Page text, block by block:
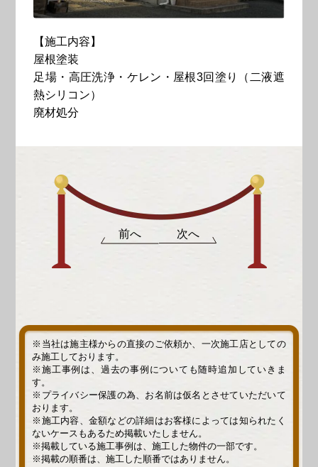
【施工内容】
屋根塗装
足場・高圧洗浄・ケレン・屋根3回塗り（二液遮
熱シリコン）
廃材処分
前へ 次へ
※当社は施主様からの直接のご依頼か、一次施工店としての
み施工しております。
※施工事例は、過去の事例についても随時追加していきま
す。
※プライバシー保護の為、お名前は仮名とさせていただいて
おります。
※施工内容、金額などの詳細はお客様によっては知られたく
ないケースもあるため掲載いたしません。
※掲載している施工事例は、施工した物件の一部です。
※掲載の順番は、施工した順番ではありません。